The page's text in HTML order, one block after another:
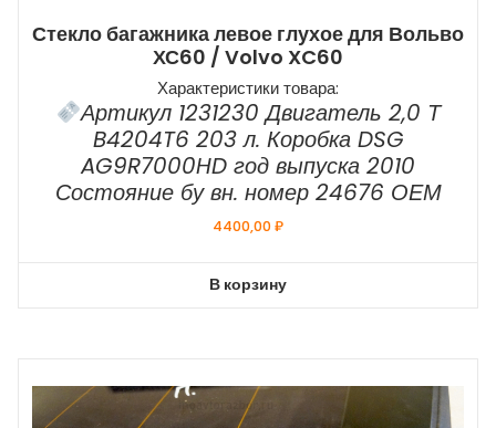
Стекло багажника левое глухое для Вольво
ХС60 / Volvo XC60
Характеристики товара:
Артикул 1231230 Двигатель 2,0 Т
B4204T6 203 л. Коробка DSG
AG9R7000HD год выпуска 2010
Состояние бу вн. номер 24676 ОЕМ
4400,00₽
В корзину